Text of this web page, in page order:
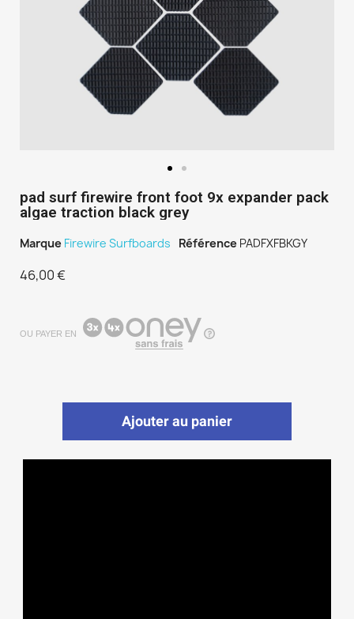
pad surf firewire front foot 9x expander pack
algae traction black grey
Marque Firewire Surfboards Référence PADFXFBKGY
46,00 €
OU PAYER EN
Ajouter au panier